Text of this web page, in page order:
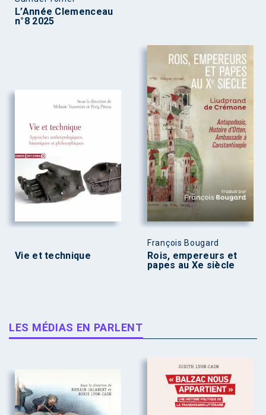
L’Année Clemenceau
n°8 2025
Vie et technique
François Bougard
Rois, empereurs et
papes au Xe siècle
LES MÉDIAS EN PARLENT